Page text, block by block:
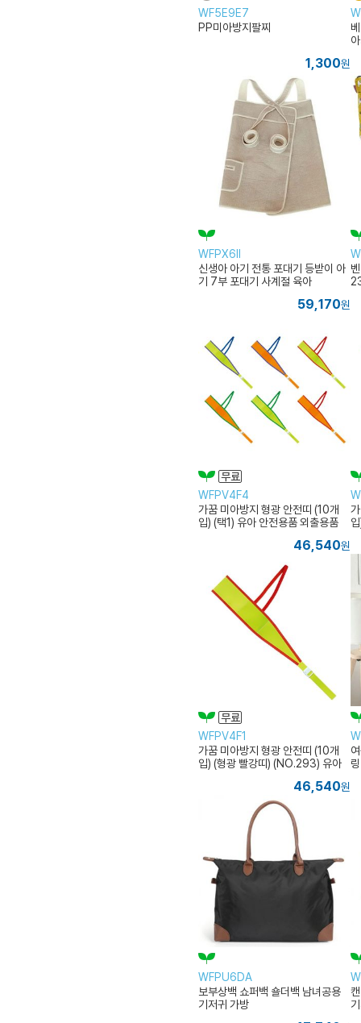
WF5E9E7
PP미아방지팔찌
1,300원
WFPX6II
신생아 아기 전통 포대기 등받이 아
기 7부 포대기 사계절 육아
59,170원
WFPV4F4
가꿈 미아방지 형광 안전띠 (10개
입) (택1) 유아 안전용품 외출용품
46,540원
WFPV4F1
가꿈 미아방지 형광 안전띠 (10개
입) (형광 빨강띠) (NO.293) 유아
46,540원
WFPU6DA
보부상백 쇼퍼백 숄더백 남녀공용
기저귀 가방